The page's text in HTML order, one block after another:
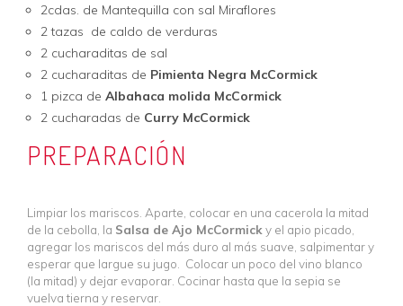
2cdas. de Mantequilla con sal Miraflores
2 tazas de caldo de verduras
2 cucharaditas de sal
2 cucharaditas de Pimienta Negra McCormick
1 pizca de Albahaca molida McCormick
2 cucharadas de Curry McCormick
PREPARACIÓN
Limpiar los mariscos. Aparte, colocar en una cacerola la mitad
de la cebolla, la Salsa de Ajo McCormick y el apio picado,
agregar los mariscos del más duro al más suave, salpimentar y
esperar que largue su jugo. Colocar un poco del vino blanco
(la mitad) y dejar evaporar. Cocinar hasta que la sepia se
vuelva tierna y reservar.